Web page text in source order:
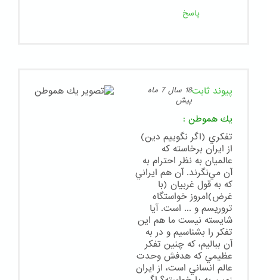
پاسخ
پیوند ثابت
18 سال 7 ماه
پیش
يك هموطن :
تفكري (اگر نگوييم دين)
از ايران برخاسته كه
عالميان به نظر احترام به
آن مي‌نگرند. آن هم ايراني
كه به قول غربيان (با
غرض)امروز خواستگاه
تروريسم و ... است. آيا
شايسته نيست ما هم اين
تفكر را بشناسيم و در به
آن بباليم، كه چنين تفكر
عظيمي كه هدفش وحدت
عالم انساني است، از ايران